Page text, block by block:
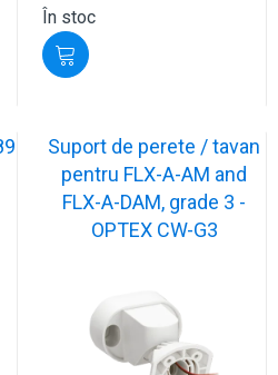
În stoc
Suport de perete / tavan
pentru FLX-A-AM and
FLX-A-DAM, grade 3 -
OPTEX CW-G3